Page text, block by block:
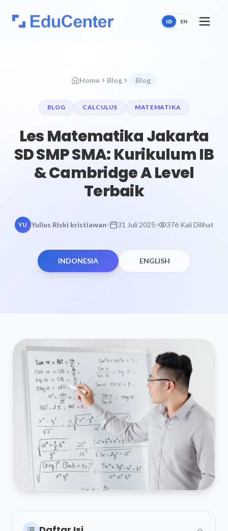
ID EN
Home Blog Blog
BLOG CALCULUS MATEMATIKA
Les Matematika Jakarta
SD SMP SMA: Kurikulum IB
& Cambridge A Level
Terbaik
YU Yulius Riski kristiawan 31 Juli 2025 376 Kali Dilihat
INDONESIA ENGLISH